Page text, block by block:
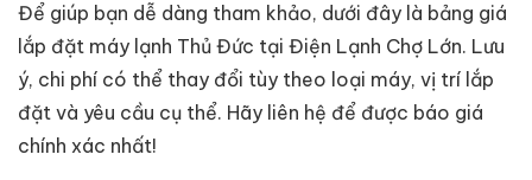
Để giúp bạn dễ dàng tham khảo, dưới đây là bảng giá
lắp đặt máy lạnh Thủ Đức tại Điện Lạnh Chợ Lớn. Lưu
ý, chi phí có thể thay đổi tùy theo loại máy, vị trí lắp
đặt và yêu cầu cụ thể. Hãy liên hệ để được báo giá
chính xác nhất!